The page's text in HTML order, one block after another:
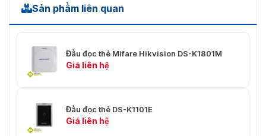
Sản phẩm liên quan
Đầu đọc thẻ Mifare Hikvision DS-K1801M
Giá liên hệ
Đầu đọc thẻ DS-K1101E
Giá liên hệ